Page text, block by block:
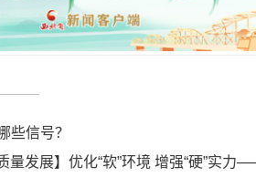
些信号？
量发展】优化“软”环境 增强“硬”实力